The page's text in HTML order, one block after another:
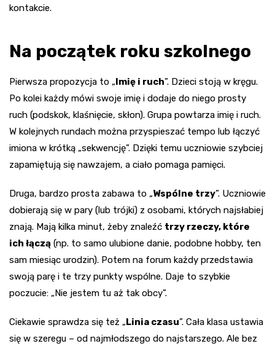
kontakcie.
Na początek roku szkolnego
Pierwsza propozycja to „Imię i ruch”. Dzieci stoją w kręgu.
Po kolei każdy mówi swoje imię i dodaje do niego prosty
ruch (podskok, klaśnięcie, skłon). Grupa powtarza imię i ruch.
W kolejnych rundach można przyspieszać tempo lub łączyć
imiona w krótką „sekwencję”. Dzięki temu uczniowie szybciej
zapamiętują się nawzajem, a ciało pomaga pamięci.
Druga, bardzo prosta zabawa to „Wspólne trzy”. Uczniowie
dobierają się w pary (lub trójki) z osobami, których najsłabiej
znają. Mają kilka minut, żeby znaleźć trzy rzeczy, które
ich łączą (np. to samo ulubione danie, podobne hobby, ten
sam miesiąc urodzin). Potem na forum każdy przedstawia
swoją parę i te trzy punkty wspólne. Daje to szybkie
poczucie: „Nie jestem tu aż tak obcy”.
Ciekawie sprawdza się też „Linia czasu”. Cała klasa ustawia
się w szeregu – od najmłodszego do najstarszego. Ale bez